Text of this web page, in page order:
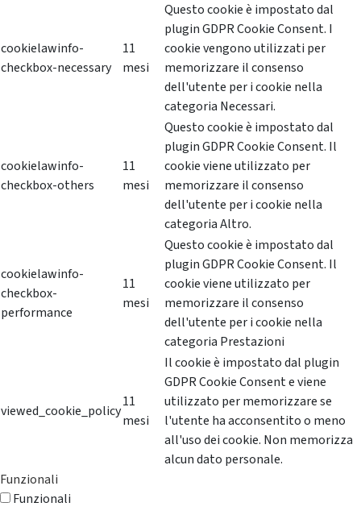
cookielawinfo-
checkbox-necessary
11
mesi
Questo cookie è impostato dal
plugin GDPR Cookie Consent. I
cookie vengono utilizzati per
memorizzare il consenso
dell'utente per i cookie nella
categoria Necessari.
cookielawinfo-
checkbox-others
11
mesi
Questo cookie è impostato dal
plugin GDPR Cookie Consent. Il
cookie viene utilizzato per
memorizzare il consenso
dell'utente per i cookie nella
categoria Altro.
cookielawinfo-
checkbox-
performance
11
mesi
Questo cookie è impostato dal
plugin GDPR Cookie Consent. Il
cookie viene utilizzato per
memorizzare il consenso
dell'utente per i cookie nella
categoria Prestazioni
viewed_cookie_policy
11
mesi
Il cookie è impostato dal plugin
GDPR Cookie Consent e viene
utilizzato per memorizzare se
l'utente ha acconsentito o meno
all'uso dei cookie. Non memorizza
alcun dato personale.
Funzionali
Funzionali